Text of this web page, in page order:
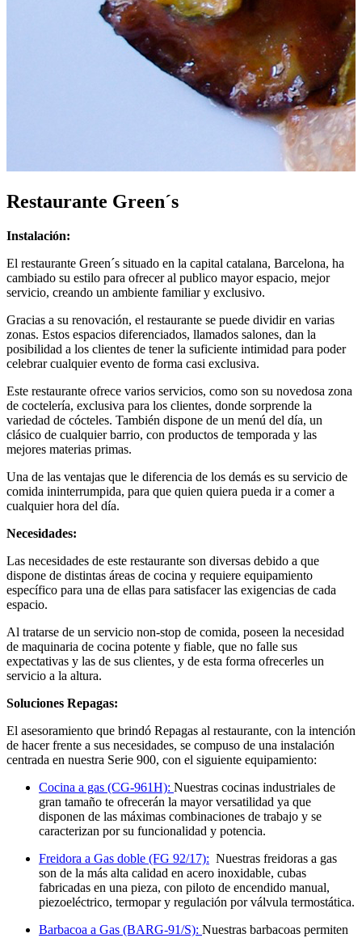
Restaurante Green´s
Instalación:
El restaurante Green´s situado en la capital catalana, Barcelona, ha
cambiado su estilo para ofrecer al publico mayor espacio, mejor
servicio, creando un ambiente familiar y exclusivo.
Gracias a su renovación, el restaurante se puede dividir en varias
zonas. Estos espacios diferenciados, llamados salones, dan la
posibilidad a los clientes de tener la suficiente intimidad para poder
celebrar cualquier evento de forma casi exclusiva.
Este restaurante ofrece varios servicios, como son su novedosa zona
de coctelería, exclusiva para los clientes, donde sorprende la
variedad de cócteles. También dispone de un menú del día, un
clásico de cualquier barrio, con productos de temporada y las
mejores materias primas.
Una de las ventajas que le diferencia de los demás es su servicio de
comida ininterrumpida, para que quien quiera pueda ir a comer a
cualquier hora del día.
Necesidades:
Las necesidades de este restaurante son diversas debido a que
dispone de distintas áreas de cocina y requiere equipamiento
específico para una de ellas para satisfacer las exigencias de cada
espacio.
Al tratarse de un servicio non-stop de comida, poseen la necesidad
de maquinaria de cocina potente y fiable, que no falle sus
expectativas y las de sus clientes, y de esta forma ofrecerles un
servicio a la altura.
Soluciones Repagas:
El asesoramiento que brindó Repagas al restaurante, con la intención
de hacer frente a sus necesidades, se compuso de una instalación
centrada en nuestra Serie 900, con el siguiente equipamiento:
Cocina a gas (CG-961H): Nuestras cocinas industriales de
gran tamaño te ofrecerán la mayor versatilidad ya que
disponen de las máximas combinaciones de trabajo y se
caracterizan por su funcionalidad y potencia.
Freidora a Gas doble (FG 92/17): Nuestras freidoras a gas
son de la más alta calidad en acero inoxidable, cubas
fabricadas en una pieza, con piloto de encendido manual,
piezoeléctrico, termopar y regulación por válvula termostática.
Barbacoa a Gas (BARG-91/S): Nuestras barbacoas permiten